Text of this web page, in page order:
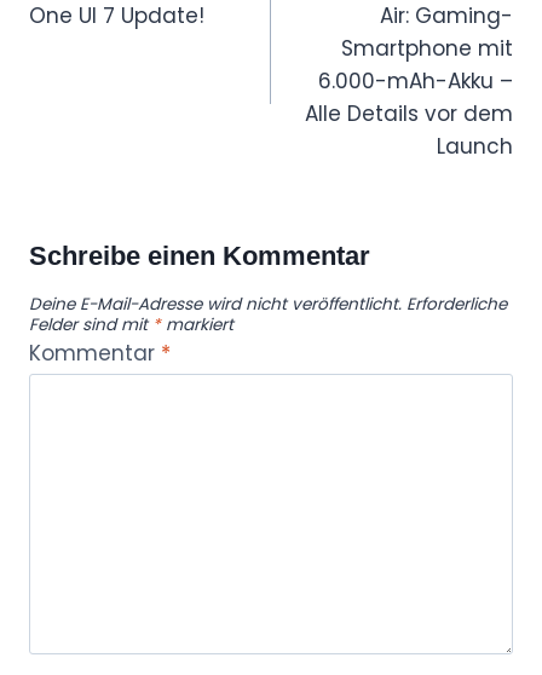
One UI 7 Update!
Air: Gaming-
Smartphone mit
6.000-mAh-Akku –
Alle Details vor dem
Launch
Schreibe einen Kommentar
Deine E-Mail-Adresse wird nicht veröffentlicht. Erforderliche
Felder sind mit *markiert
Kommentar *